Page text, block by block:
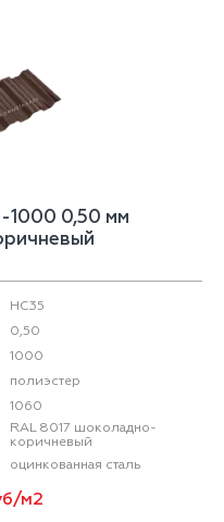
1000 0,50 мм
НС35
0,50
1000
полиэстер
1060
RAL 8017 шоколадно-
коричневый
оцинкованная сталь
м2